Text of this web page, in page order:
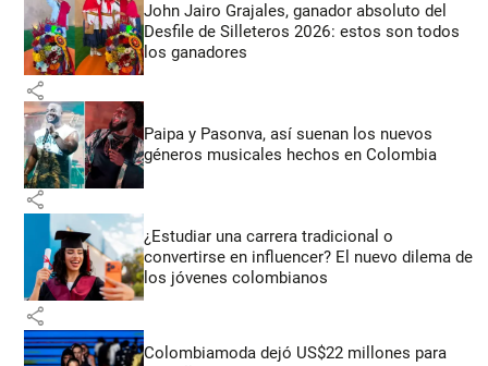
John Jairo Grajales, ganador absoluto del
Desfile de Silleteros 2026: estos son todos
los ganadores
share
Paipa y Pasonva, así suenan los nuevos
géneros musicales hechos en Colombia
share
¿Estudiar una carrera tradicional o
convertirse en influencer? El nuevo dilema de
los jóvenes colombianos
share
Colombiamoda dejó US$22 millones para